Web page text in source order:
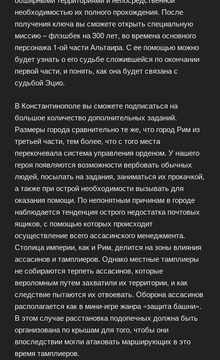
необходимостью их полного прохождения. После
получения ключа вы сможете открыть специальную
миссию – флэшбек на 300 лет, во времена основного
персонажа 1-ой части Альтаира. С ее помощью можно
будет узнать о его судьбе сложившейся по окончании
первой части, и понять, как она будет связана с
судьбой Эцио.
В Константинополе вы сможете подписаться на
большое количество дополнительных заданий.
Размеры города сравнительно те же, что город Рим из
третьей части, тем более, что с того места
перекочевала система управления орденом. У нашего
героя появляются возможности вербовать обычных
людей, посылать на задания, заниматься их прокачкой,
а также при острой необходимости вызывать для
оказания помощи. По непонятным причинам в городе
наблюдается тенденция острого недостатка почтовых
ящиков, с помощью которых происходит
осуществление всего ассасинского менеджмента.
Столица империи, как и Рим, делится на зоны влияния
ассасинов и тамплиеров. Однако местные тамплиеры
не собираются терпеть ассасинов, которые
вероломным путем захватили их территории, и как
следствие пытаются их отвоевать. Оборона ассасинов
располагается как в мини-игре жанра «защита башни».
В этом случае расстановка подопечных должна быть
организована по крышам для того, чтобы они
впоследствии могли атаковать марширующих в это
время тамплиеров.